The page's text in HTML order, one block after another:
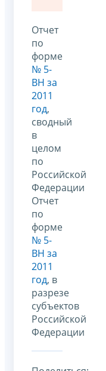
Отчет
по
форме
№ 5-
ВН за
2011
год,
сводный
в
целом
по
Российской
Федерации
Отчет
по
форме
№ 5-
ВН за
2011
год, в
разрезе
субъектов
Российской
Федерации